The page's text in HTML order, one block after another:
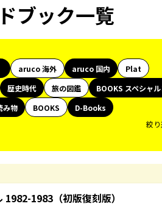
ブック一覧
aruco 海外 aruco 国内
Plat
歴史時代 旅の図鑑
BOOKS スペシャ
み物 BOOKS
D-Books
絞
1983（初版復刻版）